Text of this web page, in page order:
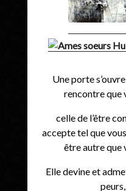
Une porte
rencontre que
celle de l’être
accepte tel que
être autre que
Elle devine et